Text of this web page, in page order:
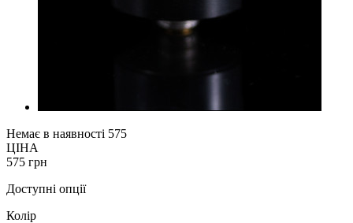
Немає в наявності 575
ЦІНА
575 грн
Доступні опції
Колір